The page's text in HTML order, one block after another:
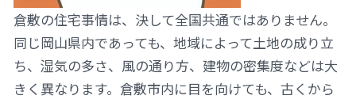
倉敷の住宅事情は、決して全国共通ではありません。
同じ岡山県内であっても、地域によって土地の成り立
ち、湿気の多さ、風の通り方、建物の密集度などは大
きく異なります。倉敷市内に目を向けても、古くから